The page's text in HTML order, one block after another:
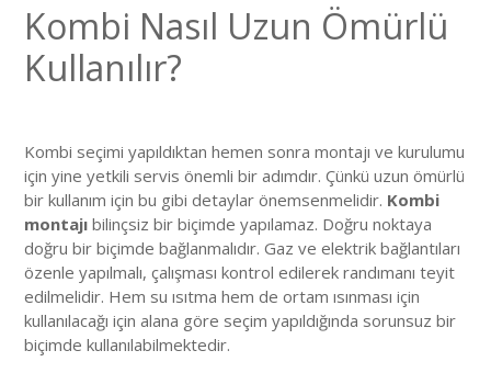
Kombi Nasıl Uzun Ömürlü
Kullanılır?
Kombi seçimi yapıldıktan hemen sonra montajı ve kurulumu
için yine yetkili servis önemli bir adımdır. Çünkü uzun ömürlü
bir kullanım için bu gibi detaylar önemsenmelidir. Kombi
montajı bilinçsiz bir biçimde yapılamaz. Doğru noktaya
doğru bir biçimde bağlanmalıdır. Gaz ve elektrik bağlantıları
özenle yapılmalı, çalışması kontrol edilerek randımanı teyit
edilmelidir. Hem su ısıtma hem de ortam ısınması için
kullanılacağı için alana göre seçim yapıldığında sorunsuz bir
biçimde kullanılabilmektedir.